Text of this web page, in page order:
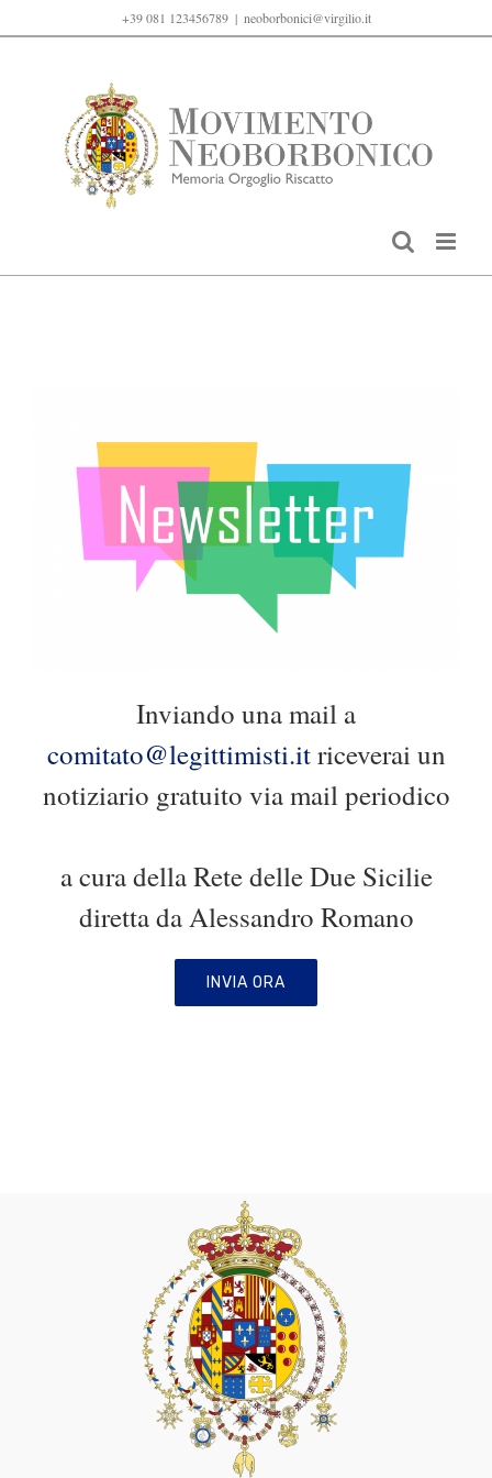
al
+39 081 123456789 | neoborbonici@virgilio.it
Inviando una mail a
comitato@legittimisti.itriceverai un
notiziario gratuito via mail periodico
a cura della Rete delle Due Sicilie
diretta da Alessandro Romano
INVIA ORA